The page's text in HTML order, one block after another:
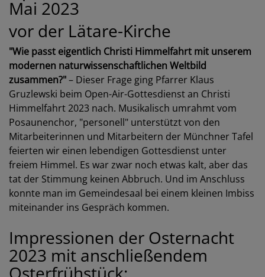
Mai 2023
vor der Lätare-Kirche
"Wie passt eigentlich Christi Himmelfahrt mit unserem
modernen naturwissenschaftlichen Weltbild
zusammen?"– Dieser Frage ging Pfarrer Klaus
Gruzlewski beim Open-Air-Gottesdienst an Christi
Himmelfahrt 2023 nach. Musikalisch umrahmt vom
Posaunenchor, "personell" unterstützt von den
Mitarbeiterinnen und Mitarbeitern der Münchner Tafel
feierten wir einen lebendigen Gottesdienst unter
freiem Himmel. Es war zwar noch etwas kalt, aber das
tat der Stimmung keinen Abbruch. Und im Anschluss
konnte man im Gemeindesaal bei einem kleinen Imbiss
miteinander ins Gespräch kommen.
Impressionen der Osternacht
2023 mit anschließendem